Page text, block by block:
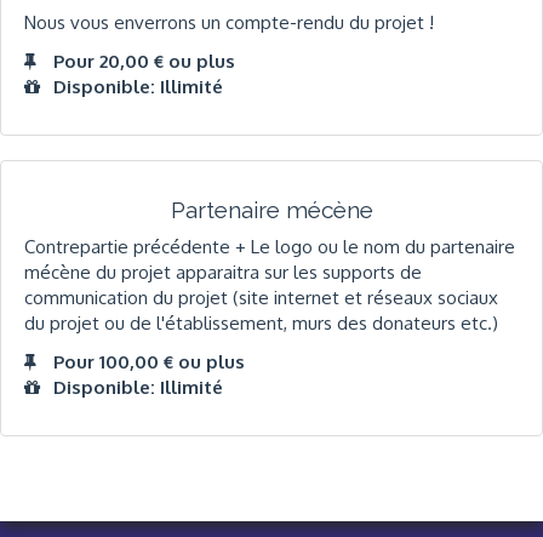
Nous vous enverrons un compte-rendu du projet !
Pour 20,00 € ou plus
Disponible: Illimité
Partenaire mécène
Contrepartie précédente + Le logo ou le nom du partenaire
mécène du projet apparaitra sur les supports de
communication du projet (site internet et réseaux sociaux
du projet ou de l'établissement, murs des donateurs etc.)
Pour 100,00 € ou plus
Disponible: Illimité